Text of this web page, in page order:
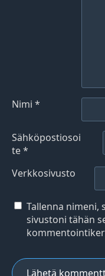
Nimi *
Sähköpostiosoi
te*
Verkkosivusto
Tallenna nimeni,
sivustoni tähän